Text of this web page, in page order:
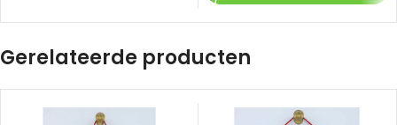
Gerelateerde producten